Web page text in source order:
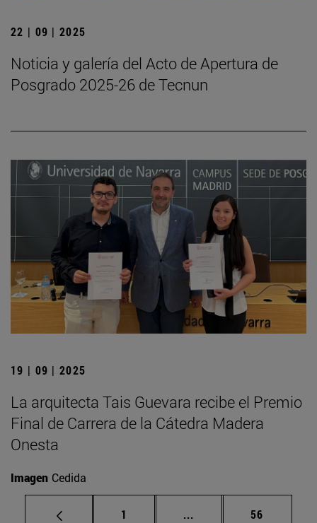
22 | 09 | 2025
Noticia y galería del Acto de Apertura de
Posgrado 2025-26 de Tecnun
19 | 09 | 2025
La arquitecta Tais Guevara recibe el Premio
Final de Carrera de la Cátedra Madera
Onesta
Imagen Cedida
Página
1 ... Páginas intermedias
Página
56